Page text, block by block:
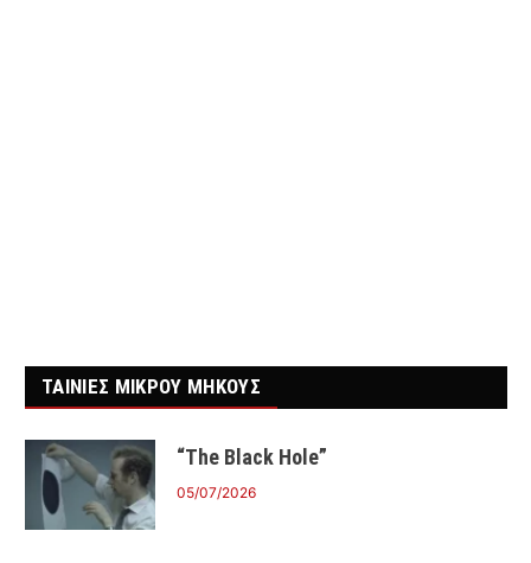
ΤΑΙΝΙΕΣ ΜΙΚΡΟΥ ΜΗΚΟΥΣ
“The Black Hole”
05/07/2026